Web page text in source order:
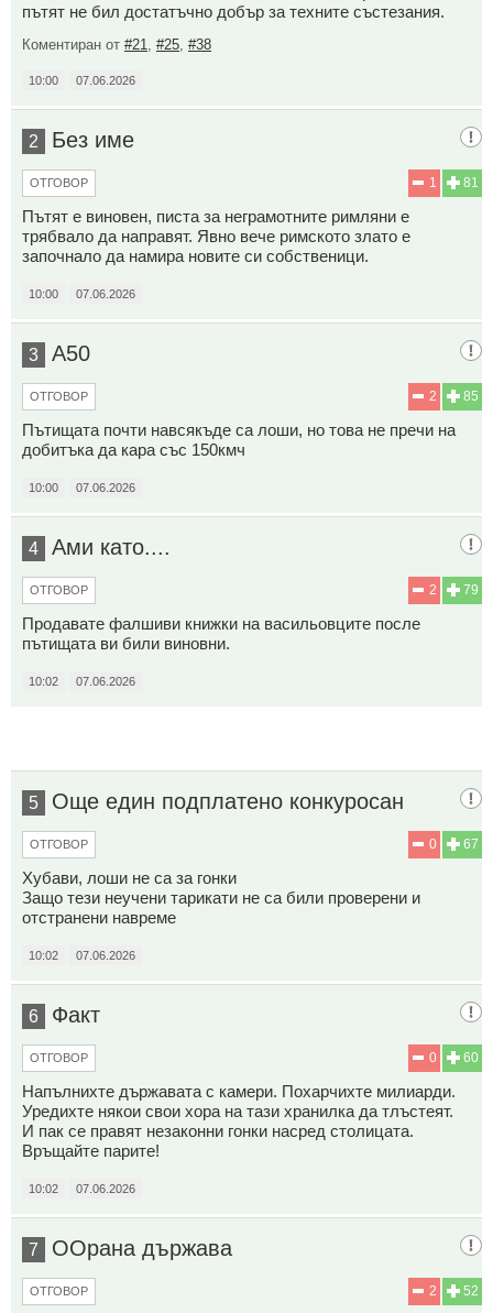
пътят не бил достатъчно добър за техните състезания.
Коментиран от #21 #25 #38
10:00 07.06.2026
2 Без име
81
1
ОТГОВОР
Пътят е виновен, писта за неграмотните римляни е
трябвало да направят. Явно вече римското злато е
започнало да намира новите си собственици.
10:00 07.06.2026
3 А50
85
2
ОТГОВОР
Пътищата почти навсякъде са лоши, но това не пречи на
добитъка да кара със 150кмч
10:00 07.06.2026
4 Ами като....
79
2
ОТГОВОР
Продавате фалшиви книжки на васильовците после
пътищата ви били виновни.
10:02 07.06.2026
5 Още един подплатено конкуросан
67
0
ОТГОВОР
Хубави, лоши не са за гонки
Защо тези неучени тарикати не са били проверени и
отстранени навреме
10:02 07.06.2026
6 Факт
60
0
ОТГОВОР
Напълнихте държавата с камери. Похарчихте милиарди.
Уредихте някои свои хора на тази хранилка да тлъстеят.
И пак се правят незаконни гонки насред столицата.
Връщайте парите!
10:02 07.06.2026
7 ООрана държава
52
2
ОТГОВОР